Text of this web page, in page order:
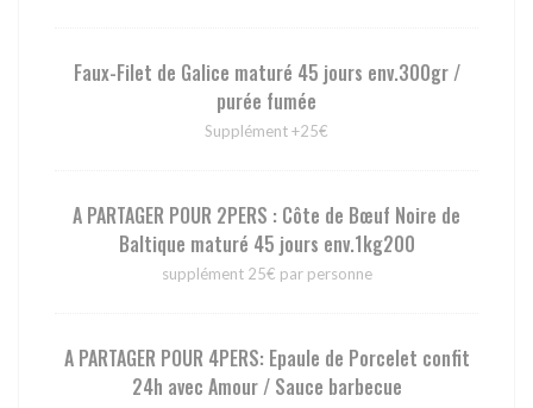
Faux-Filet de Galice maturé 45 jours env.300gr /
purée fumée
Supplément +25€
A PARTAGER POUR 2PERS : Côte de Bœuf Noire de
Baltique maturé 45 jours env.1kg200
supplément 25€ par personne
A PARTAGER POUR 4PERS: Epaule de Porcelet confit
24h avec Amour / Sauce barbecue